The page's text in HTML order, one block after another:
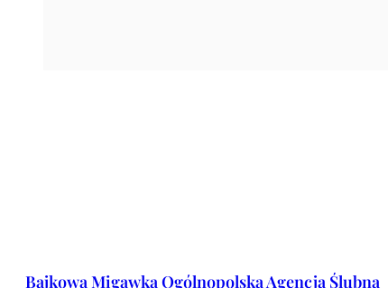
Bajkowa Migawka Ogólnopolska Agencja Ślubna